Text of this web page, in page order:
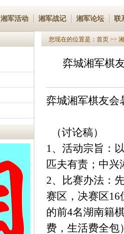
湘军活动 湘军战记 湘军论坛 联
您现在的位置是： 首页 >>
弈城湘军棋
弈城湘军棋友
（讨论稿）
1、活动宗旨：
匹夫有责；中兴
2、比赛办法：
赛区，决赛区
的前4名湖南籍
费，生活费全包